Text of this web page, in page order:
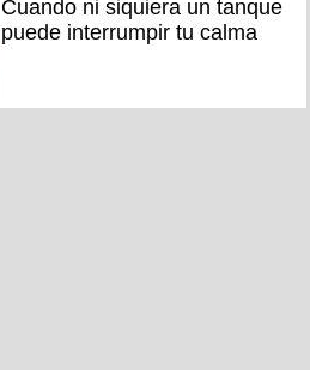
Cuando ni siquiera un tanque
puede interrumpir tu calma